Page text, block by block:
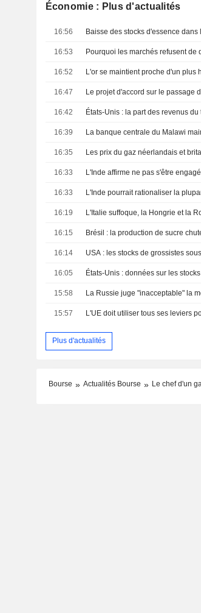
Économie : Plus d'actualités
16:56
16:53 Pourquoi les marchés refusent de
16:52
16:47
16:42
16:39 La banque centrale du Malawi
16:35
16:33
16:33
16:19
16:15 Brésil : la production de sucre
16:14 USA : les stocks de grossistes
16:05 États-Unis : données sur les
15:58
15:57
Plus d'actualités
Bourse Actualités Bourse Le chef d'un